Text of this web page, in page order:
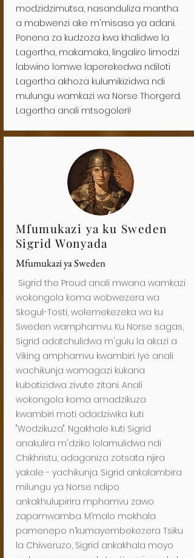
modzidzimutsa, nasanduliza mantha
a mabwenzi ake m'misasa ya adani.
Ponena za kudzoza kwa khalidwe la
Lagertha, makamaka, lingaliro limodzi
labwino lomwe laperekedwa ndiloti
Lagertha akhoza kulumikizidwa ndi
mulungu wamkazi wa Norse Thorgerd.
Lagertha anali mtsogoleri!
Mfumukazi ya ku Sweden
Sigrid Wonyada
Mfumukazi ya Sweden
Sigrid the Proud anali mwana wamkazi
wokongola koma wobwezera wa
Skogul-Tosti, wolemekezeka wa ku
Sweden wamphamvu. Ku Norse sagas,
Sigrid adatchulidwa m'gulu la akazi a
Viking amphamvu kwambiri. Iye anali
wachikunja wamagazi kukana
kubatizidwa zivute zitani. Anali
wokongola koma amadzikuza
kwambiri moti adadziwika kuti
"Wodzikuza". Ngakhale kuti Sigrid
anakulira m'dziko lolamulidwa ndi
Chikhristu, adaganiza zotsata njira
yakale - yachikunja. Sigrid ankalambira
milungu ya Norse ndipo
ankakhulupirira mphamvu zawo
zapamwamba. M’malo mokhala
pamenepo n’kumayembekezera Tsiku
la Chiweruzo, Sigrid ankakhala moyo